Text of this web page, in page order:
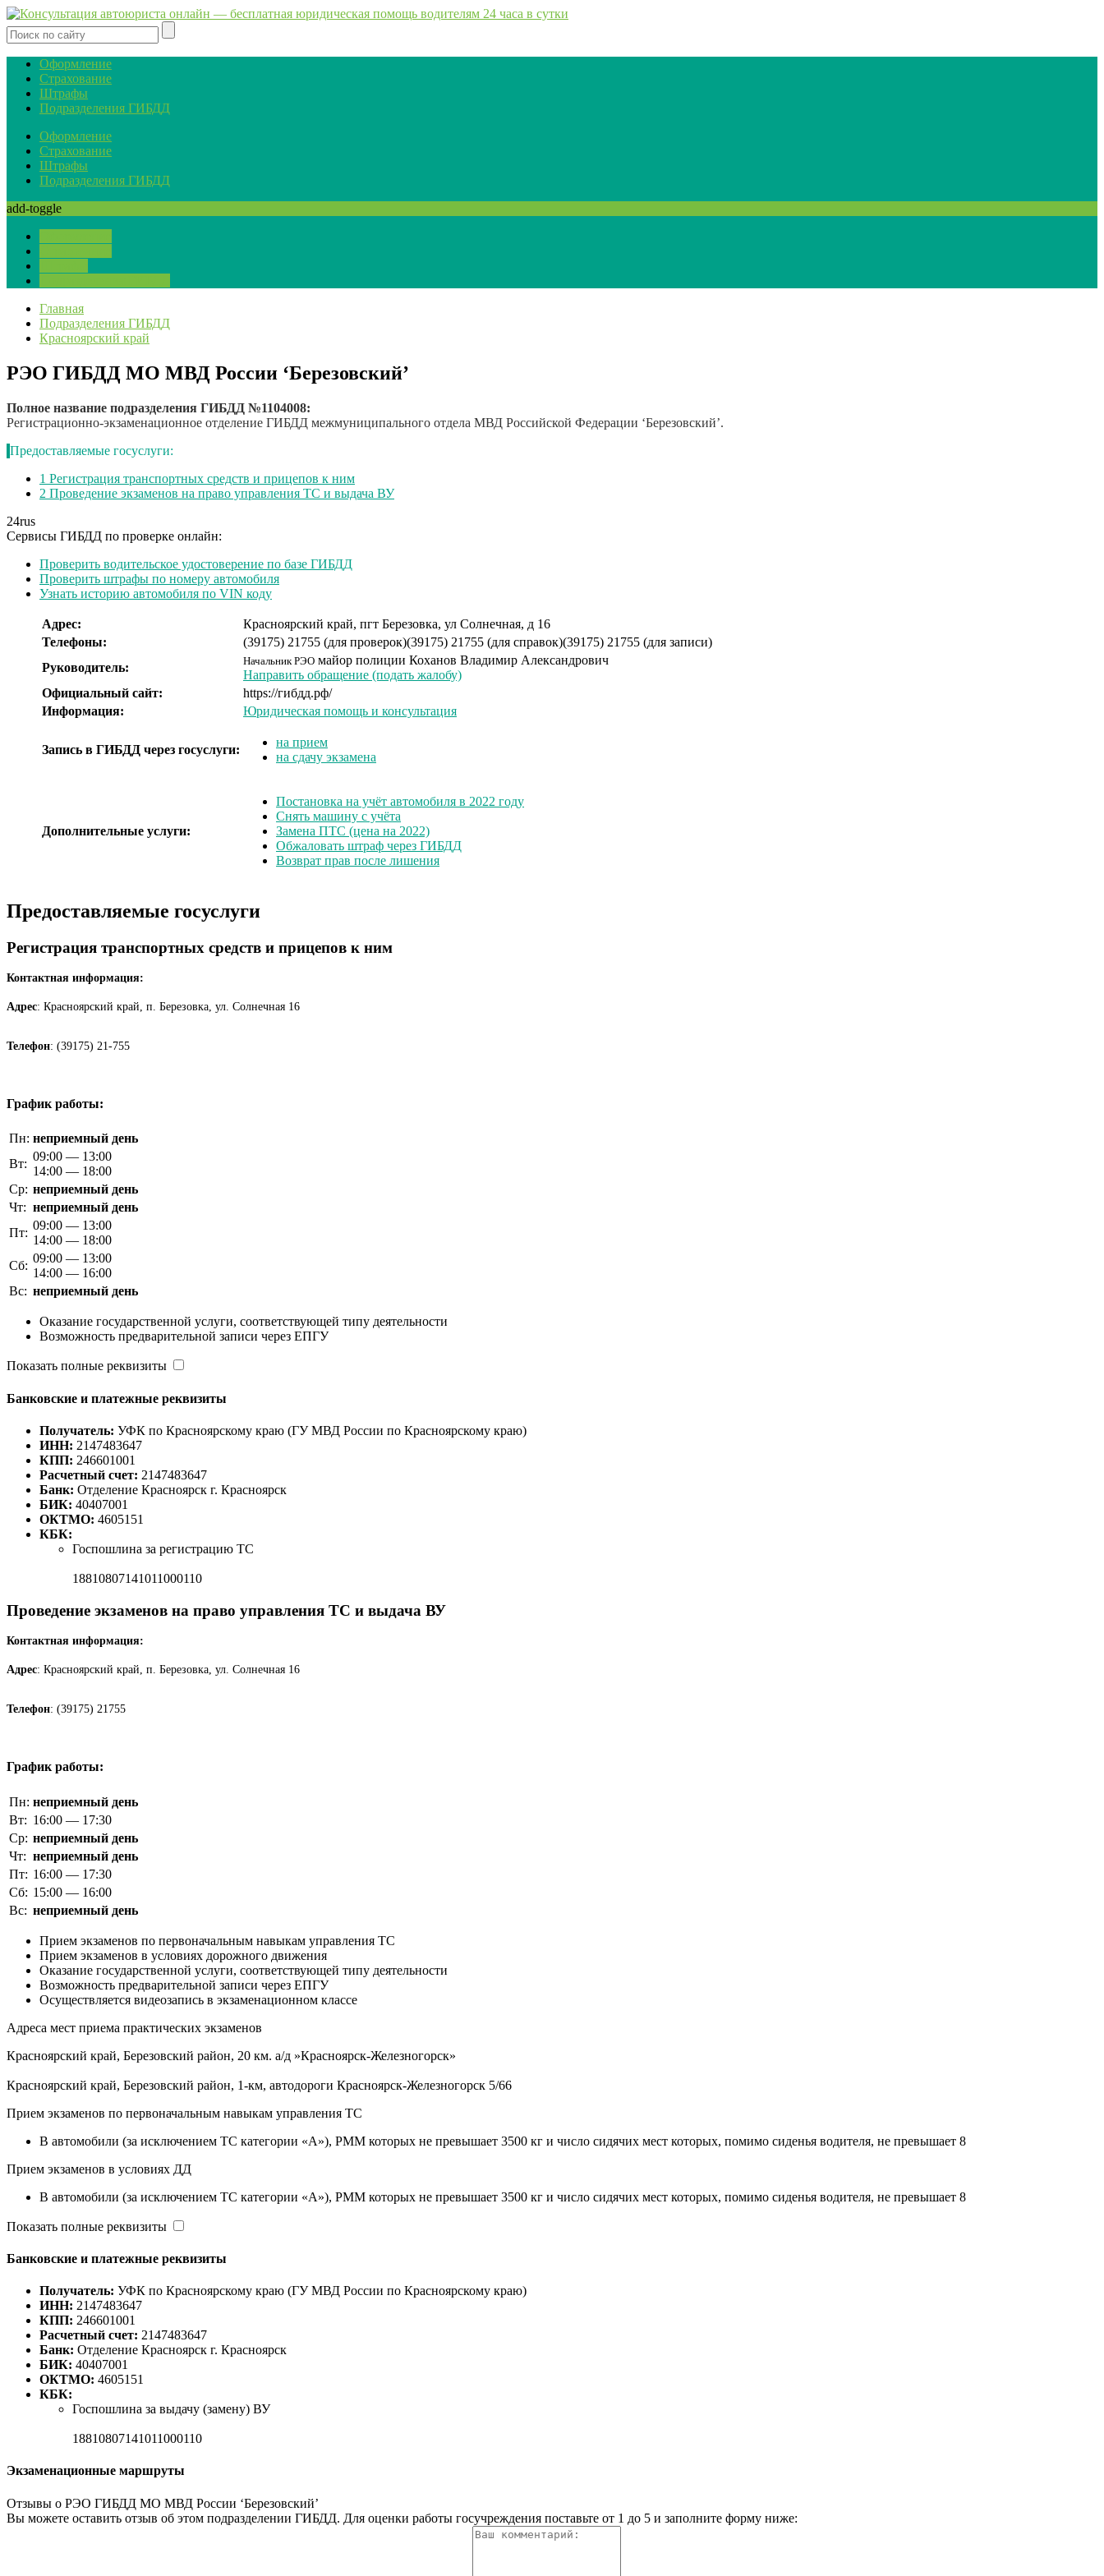
Оформление
Страхование
Штрафы
Подразделения ГИБДД
Оформление
Страхование
Штрафы
Подразделения ГИБДД
add-toggle
Главная
Подразделения ГИБДД
Красноярский край
РЭО ГИБДД МО МВД России ‘Березовский’
Полное название подразделения ГИБДД №1104008:
Регистрационно-экзаменационное отделение ГИБДД межмуниципального отдела МВД Российской Федерации ‘Березовский’.
Предоставляемые госуслуги:
1 Регистрация транспортных средств и прицепов к ним
2 Проведение экзаменов на право управления ТС и выдача ВУ
24rus
Сервисы ГИБДД по проверке онлайн:
Проверить водительское удостоверение по базе ГИБДД
Проверить штрафы по номеру автомобиля
Узнать историю автомобиля по VIN коду
Адрес:
Красноярский край, пгт Березовка, ул Солнечная, д 16
Телефоны:
(39175) 21755 (для проверок)(39175) 21755 (для справок)(39175) 21755 (для записи)
Руководитель:
Начальник РЭО майор полиции Коханов Владимир Александрович
Направить обращение (подать жалобу)
Официальный сайт:
https://гибдд.рф/
Информация:
Юридическая помощь и консультация
Запись в ГИБДД через госуслуги:
на прием
на сдачу экзамена
Дополнительные услуги:
Постановка на учёт автомобиля в 2022 году
Снять машину с учёта
Замена ПТС (цена на 2022)
Обжаловать штраф через ГИБДД
Возврат прав после лишения
Предоставляемые госуслуги
Регистрация транспортных средств и прицепов к ним
Контактная информация:
Адрес: Красноярский край, п. Березовка, ул. Солнечная 16
Телефон: (39175) 21-755
График работы:
Пн: неприемный день
Вт:
09:00 — 13:00
14:00 — 18:00
Ср: неприемный день
Чт: неприемный день
Пт:
09:00 — 13:00
14:00 — 18:00
Сб:
09:00 — 13:00
14:00 — 16:00
Вс: неприемный день
Оказание государственной услуги, соответствующей типу деятельности
Возможность предварительной записи через ЕПГУ
Показать полные реквизиты
Банковские и платежные реквизиты
Получатель: УФК по Красноярскому краю (ГУ МВД России по Красноярскому краю)
ИНН: 2147483647
КПП: 246601001
Расчетный счет: 2147483647
Банк: Отделение Красноярск г. Красноярск
БИК: 40407001
ОКТМО: 4605151
КБК:
Госпошлина за регистрацию ТС
18810807141011000110
Проведение экзаменов на право управления ТС и выдача ВУ
Контактная информация:
Адрес: Красноярский край, п. Березовка, ул. Солнечная 16
Телефон: (39175) 21755
График работы:
Пн: неприемный день
Вт: 16:00 — 17:30
Ср: неприемный день
Чт: неприемный день
Пт: 16:00 — 17:30
Сб: 15:00 — 16:00
Вс: неприемный день
Прием экзаменов по первоначальным навыкам управления ТС
Прием экзаменов в условиях дорожного движения
Оказание государственной услуги, соответствующей типу деятельности
Возможность предварительной записи через ЕПГУ
Осуществляется видеозапись в экзаменационном классе
Адреса мест приема практических экзаменов
Красноярский край, Березовский район, 20 км. а/д »Красноярск-Железногорск»
Красноярский край, Березовский район, 1-км, автодороги Красноярск-Железногорск 5/66
Прием экзаменов по первоначальным навыкам управления ТС
B автомобили (за исключением ТС категории «A»), РММ которых не превышает 3500 кг и число сидячих мест которых, помимо сиденья водителя, не превышает 8
Прием экзаменов в условиях ДД
B автомобили (за исключением ТС категории «A»), РММ которых не превышает 3500 кг и число сидячих мест которых, помимо сиденья водителя, не превышает 8
Показать полные реквизиты
Банковские и платежные реквизиты
Получатель: УФК по Красноярскому краю (ГУ МВД России по Красноярскому краю)
ИНН: 2147483647
КПП: 246601001
Расчетный счет: 2147483647
Банк: Отделение Красноярск г. Красноярск
БИК: 40407001
ОКТМО: 4605151
КБК:
Госпошлина за выдачу (замену) ВУ
18810807141011000110
Экзаменационные маршруты
Отзывы о РЭО ГИБДД МО МВД России ‘Березовский’
Вы можете оставить отзыв об этом подразделении ГИБДД. Для оценки работы госучреждения поставьте от 1 до 5 и заполните форму ниже: